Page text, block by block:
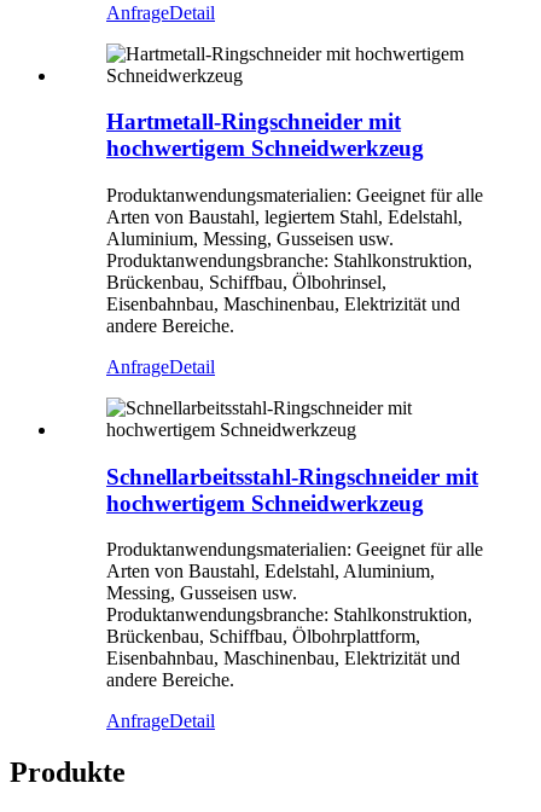
AnfrageDetail
Hartmetall-Ringschneider mit
hochwertigem Schneidwerkzeug
Produktanwendungsmaterialien: Geeignet für alle
Arten von Baustahl, legiertem Stahl, Edelstahl,
Aluminium, Messing, Gusseisen usw.
Produktanwendungsbranche: Stahlkonstruktion,
Brückenbau, Schiffbau, Ölbohrinsel,
Eisenbahnbau, Maschinenbau, Elektrizität und
andere Bereiche.
AnfrageDetail
Schnellarbeitsstahl-Ringschneider mit
hochwertigem Schneidwerkzeug
Produktanwendungsmaterialien: Geeignet für alle
Arten von Baustahl, Edelstahl, Aluminium,
Messing, Gusseisen usw.
Produktanwendungsbranche: Stahlkonstruktion,
Brückenbau, Schiffbau, Ölbohrplattform,
Eisenbahnbau, Maschinenbau, Elektrizität und
andere Bereiche.
AnfrageDetail
Produkte